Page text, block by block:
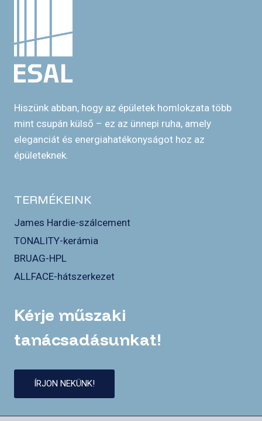
Hiszünk abban, hogy az épületek homlokzata több
mint csupán külső – ez az ünnepi ruha, amely
eleganciát és energiahatékonyságot hoz az
épületeknek.
TERMÉKEINK
James Hardie-szálcement
TONALITY-kerámia
BRUAG-HPL
ALLFACE-hátszerkezet
Kérje műszaki
tanácsadásunkat!
ÍRJON NEKÜNK!